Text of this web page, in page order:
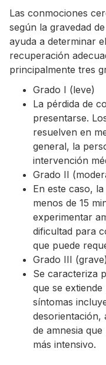
Las conmociones
según la gravedad
ayuda a determinar
recuperación
principalmente tres
Grado I (leve)
La pérdida de
presentarse.
resuelven en
general, la
intervención
Grado II
En este caso,
menos de 15
experimentar
dificultad para
que puede
Grado III (grave)
Se caracteriza
que se
síntomas
desorientación,
de amnesia
más intensivo.